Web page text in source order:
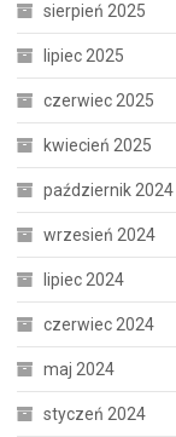
sierpień 2025
lipiec 2025
czerwiec 2025
kwiecień 2025
październik 2024
wrzesień 2024
lipiec 2024
czerwiec 2024
maj 2024
styczeń 2024